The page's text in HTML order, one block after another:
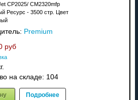
CP2025/ CM2320mfp
Ресурс - 3500 стр. Цвет
Premium
руб
на складе: 104
Подробнее